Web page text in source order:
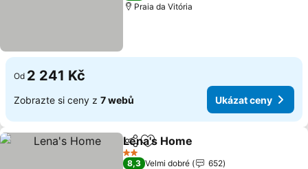
Praia da Vitória
Od 2 241 Kč
Zobrazte si ceny z 7 webů Ukázat ceny
SdíletPřidat na seznam oblíbených
Lena's Home
2 Počet hvězdiček
8,3 Velmi dobré
652